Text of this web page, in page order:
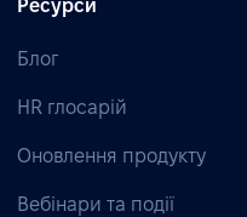
Ресурси
Блог
HR глосарій
Оновлення продукту
Вебінари та події